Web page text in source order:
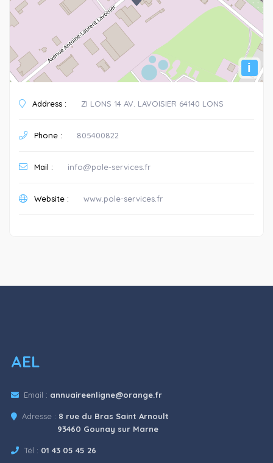
i
Address : ZI LONS 14 AV. LAVOISIER 64140 LONS
Phone : 805400822
Mail : info@pole-services.fr
Website : www.pole-services.fr
AEL
Email : annuaireenligne@orange.fr
Adresse : 8 rue du Bras Saint Arnoult
93460 Gounay sur Marne
Tél : 01 43 05 45 26